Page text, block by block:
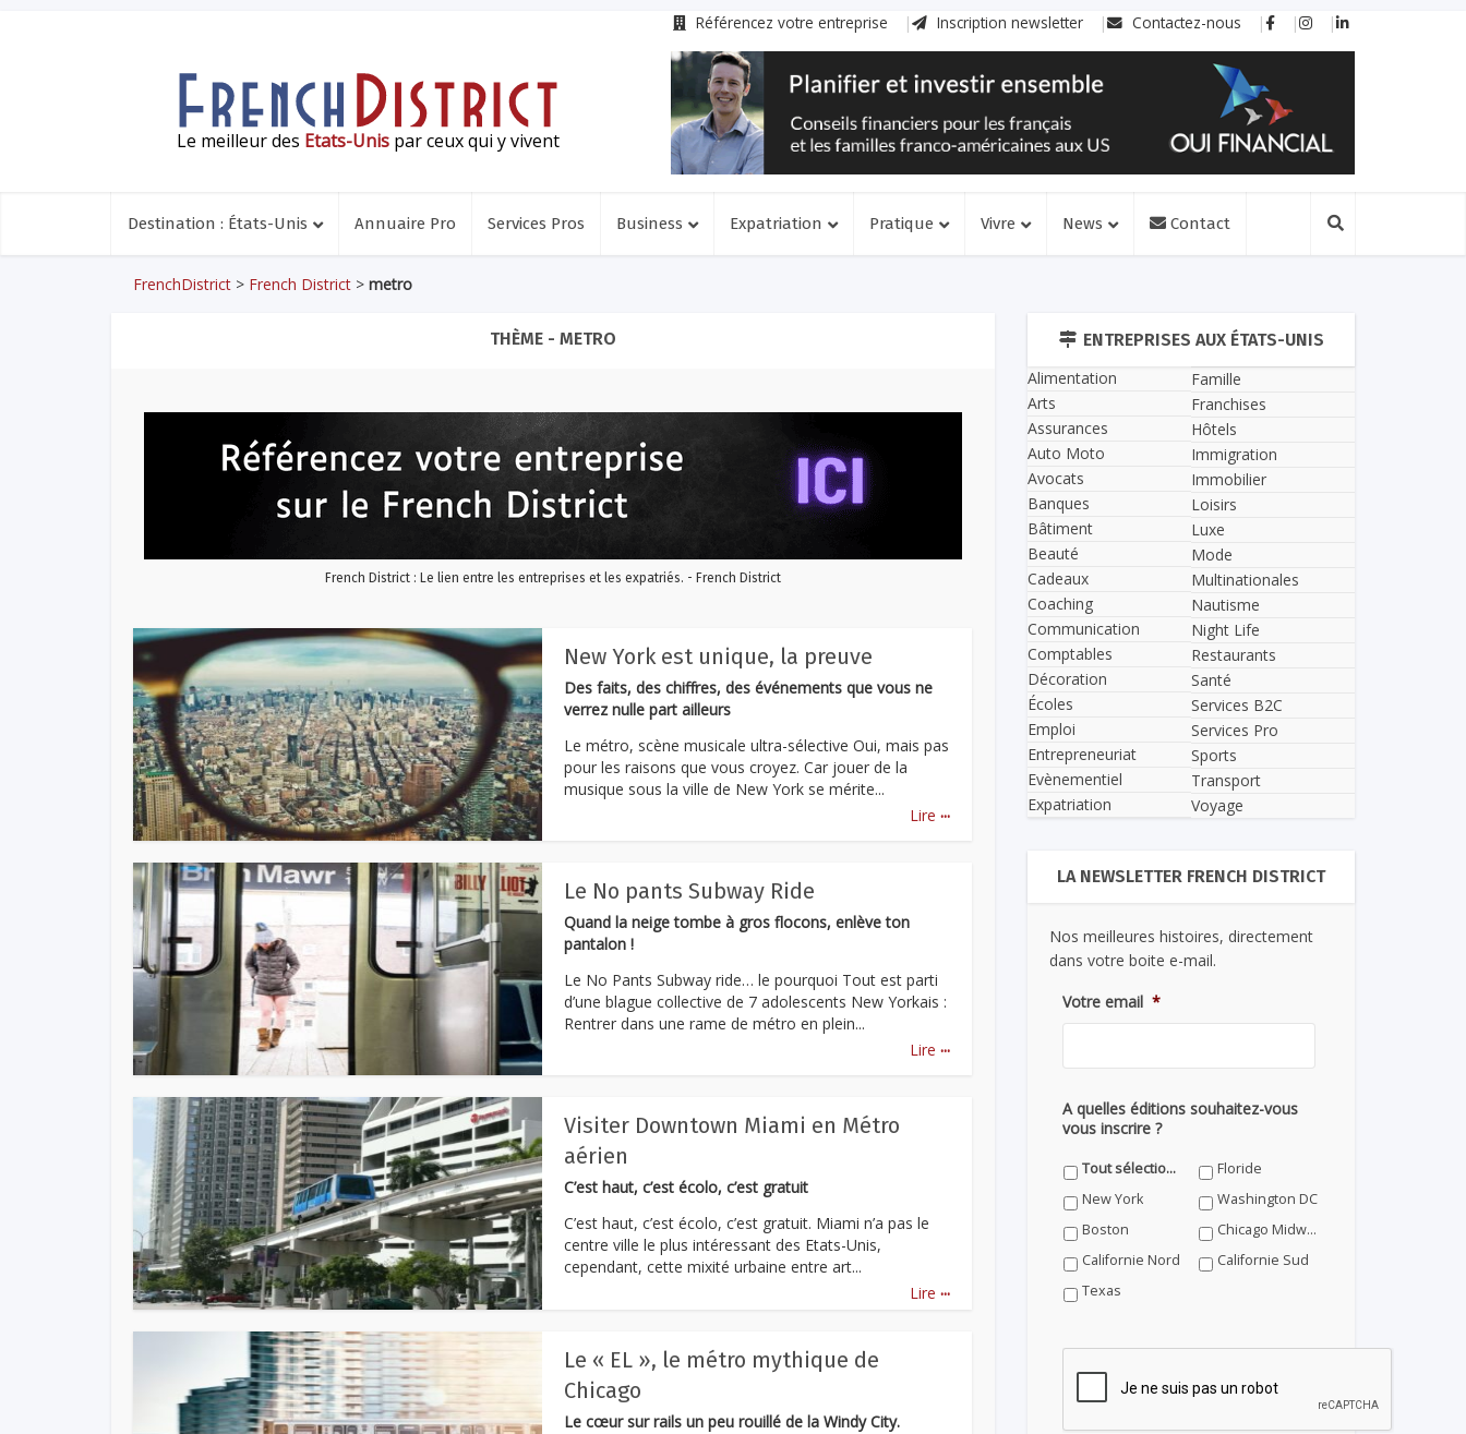
Référencez votre entreprise Inscription newsletter Contactez-nous
Le meilleur des Etats-Unis par ceux qui y vivent
Destination : États-Unis Annuaire Pro Services Pros Business Expatriation Pratique Vivre News Contact
FrenchDistrict > French District > metro
THÈME - METRO
French District : Le lien entre les entreprises et les expatriés. - French District
New York est unique, la preuve
Des faits, des chiffres, des événements que vous ne
verrez nulle part ailleurs
Le métro, scène musicale ultra-sélective Oui, mais pas
pour les raisons que vous croyez. Car jouer de la
musique sous la ville de New York se mérite...
Lire ...
Le No pants Subway Ride
Quand la neige tombe à gros flocons, enlève ton
pantalon !
Le No Pants Subway ride… le pourquoi Tout est parti
d’une blague collective de 7 adolescents New Yorkais :
Rentrer dans une rame de métro en plein...
Lire ...
Visiter Downtown Miami en Métro
aérien
C’est haut, c’est écolo, c’est gratuit
C’est haut, c’est écolo, c’est gratuit. Miami n’a pas le
centre ville le plus intéressant des Etats-Unis,
cependant, cette mixité urbaine entre art...
Lire ...
Le « EL », le métro mythique de
Chicago
Le cœur sur rails un peu rouillé de la Windy City.
ENTREPRISES AUX ÉTATS-UNIS
Alimentation
Arts
Assurances
Auto Moto
Avocats
Banques
Bâtiment
Beauté
Cadeaux
Coaching
Communication
Comptables
Décoration
Écoles
Emploi
Entrepreneuriat
Evènementiel
Expatriation
Famille
Franchises
Hôtels
Immigration
Immobilier
Loisirs
Luxe
Mode
Multinationales
Nautisme
Night Life
Restaurants
Santé
Services B2C
Services Pro
Sports
Transport
Voyage
LA NEWSLETTER FRENCH DISTRICT
Nos meilleures histoires, directement
dans votre boite e-mail.
Votre email *
A quelles éditions souhaitez-vous
vous inscrire ?
Tout sélectionner
Floride
New York
Washington DC
Boston
Chicago Midwest
Californie Nord
Californie Sud
Texas